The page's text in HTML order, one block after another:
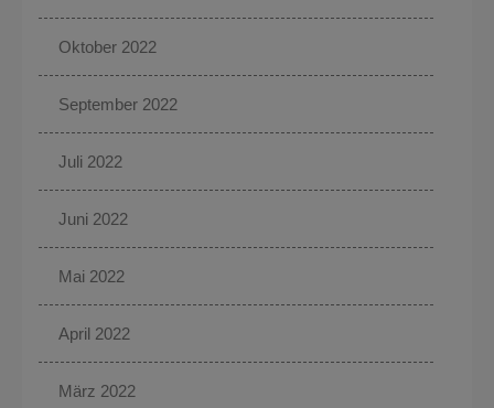
Oktober 2022
September 2022
Juli 2022
Juni 2022
Mai 2022
April 2022
März 2022